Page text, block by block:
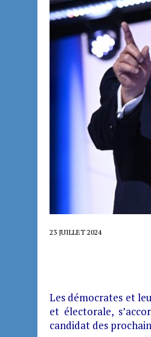
23 JUILLET 2024
Les démocrates et
et électorale,
candidat des